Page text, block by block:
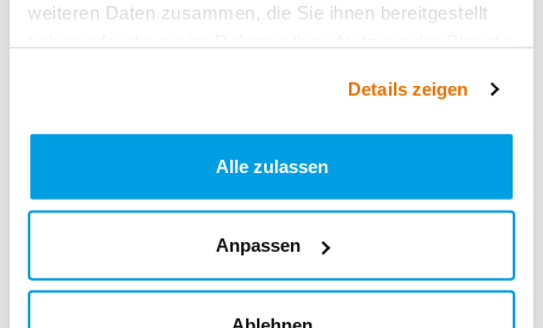
weiteren Daten zusammen, die Sie ihnen bereitgestellt
Details zeigen
Alle zulassen
Anpassen